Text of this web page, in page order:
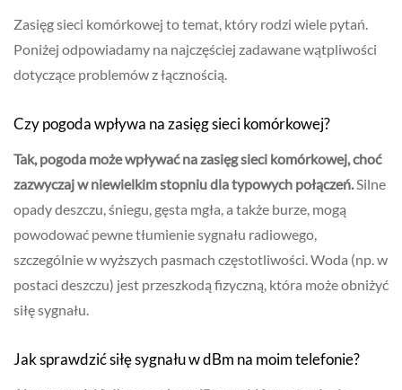
Zasięg sieci komórkowej to temat, który rodzi wiele pytań.
Poniżej odpowiadamy na najczęściej zadawane wątpliwości
dotyczące problemów z łącznością.
Czy pogoda wpływa na zasięg sieci komórkowej?
Tak, pogoda może wpływać na zasięg sieci komórkowej, choć
zazwyczaj w niewielkim stopniu dla typowych połączeń.Silne
opady deszczu, śniegu, gęsta mgła, a także burze, mogą
powodować pewne tłumienie sygnału radiowego,
szczególnie w wyższych pasmach częstotliwości. Woda (np. w
postaci deszczu) jest przeszkodą fizyczną, która może obniżyć
siłę sygnału.
Jak sprawdzić siłę sygnału w dBm na moim telefonie?